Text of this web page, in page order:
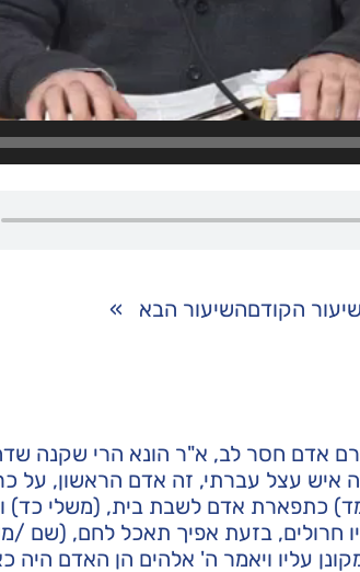
הקודםהשיעור הבא »
אדם חסר לב, א"ר הונא הרי שקנה
איש עצל עברתי, זה אדם הראשון, על
כתפארת אדם לשבת בית, (משלי כד)
חרולים, בזעת אפיך תאכל לחם, (שם /
עליו ויאמר ה' אלהים הן האדם היה